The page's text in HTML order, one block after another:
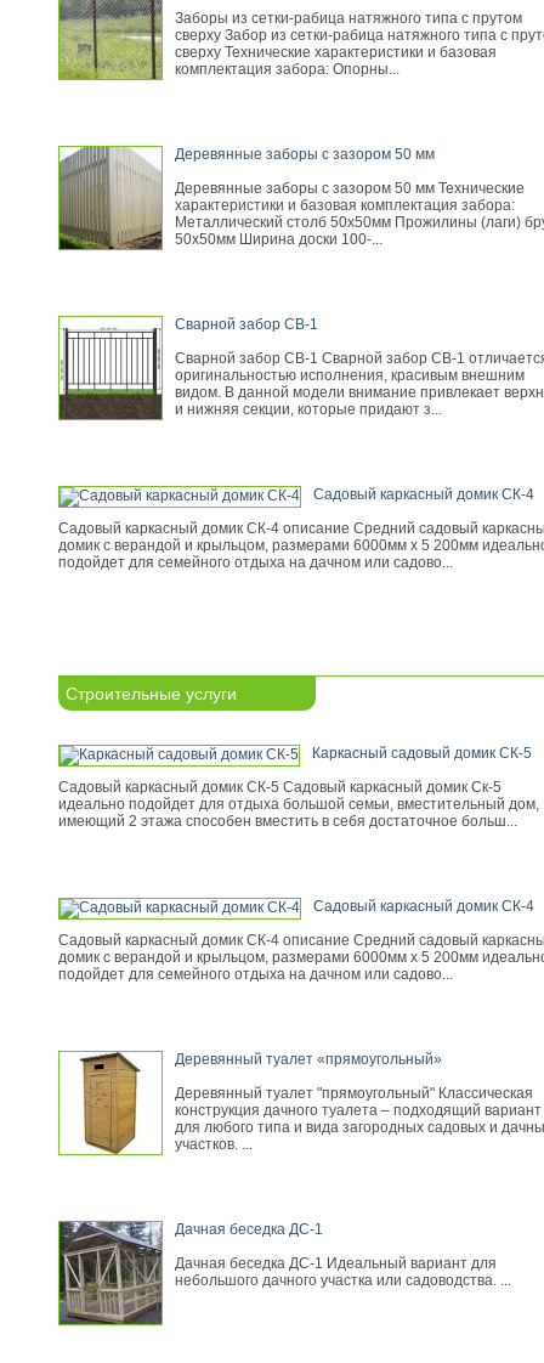
Заборы из сетки-рабица натяжного типа с прутом
сверху Забор из сетки-рабица натяжного типа с
сверху Технические характеристики и базовая
комплектация забора: Опорны...
Деревянные заборы с зазором 50 мм
Деревянные заборы с зазором 50 мм Технические
характеристики и базовая комплектация забора:
Металлический столб 50х50мм Прожилины (лаги)
50х50мм Ширина доски 100-...
Сварной забор СВ-1
Сварной забор СВ-1 Сварной забор СВ-1
оригинальностью исполнения, красивым внешним
видом. В данной модели внимание привлекает
и нижняя секции, которые придают з...
Садовый каркасный домик СК-4
Садовый каркасный домик СК-4 описание Средний садовый
домик с верандой и крыльцом, размерами 6000мм х 5 200мм
подойдет для семейного отдыха на дачном или садово...
Строительные услуги
Каркасный садовый домик СК-5
Садовый каркасный домик СК-5 Садовый каркасный домик Ск-5
идеально подойдет для отдыха большой семьи, вместительный дом,
имеющий 2 этажа способен вместить в себя достаточное больш...
Садовый каркасный домик СК-4
Садовый каркасный домик СК-4 описание Средний садовый
домик с верандой и крыльцом, размерами 6000мм х 5 200мм
подойдет для семейного отдыха на дачном или садово...
Деревянный туалет «прямоугольный»
Деревянный туалет "прямоугольный" Классическая
конструкция дачного туалета – подходящий вариант
для любого типа и вида загородных садовых и
участков. ...
Дачная беседка ДС-1
Дачная беседка ДС-1 Идеальный вариант для
небольшого дачного участка или садоводства. ...